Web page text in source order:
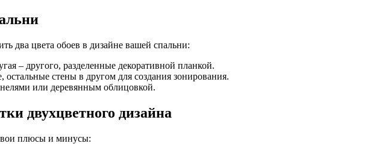
два цвета обоев в дизайне вашей спальни:
– другого, разделенные декоративной планкой.
остальные стены в другом для создания зонирования.
или деревянным облицовкой.
двухцветного дизайна
плюсы и минусы: